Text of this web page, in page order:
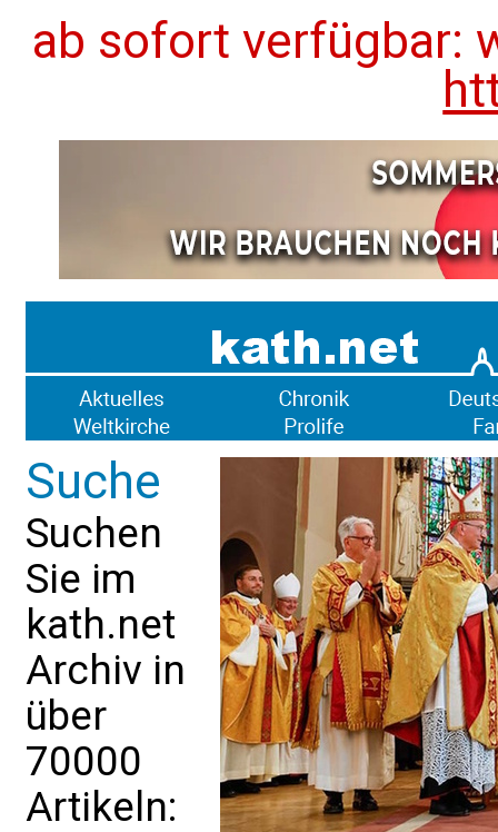
ab sofort verfügbar:
Suche
Suchen
Sie im
kath.net
Archiv in
über
70000
Artikeln: